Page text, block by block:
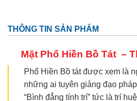
THÔNG TIN SẢN PHẨM
Mặt Phổ Hiền Bồ Tát –
Phổ Hiền Bồ tát được xem là
những ai tuyên giảng đạo
“Bình đẳng tính trí” tức là trí